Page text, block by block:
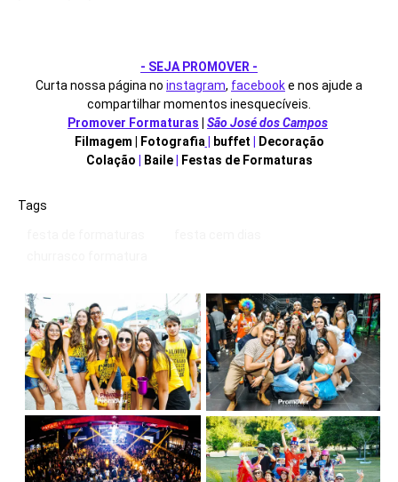
- SEJA PROMOVER -
Curta nossa página no instagram, facebooke nos ajude a
compartilhar momentos inesquecíveis.
Promover Formaturas
São José dos Campos
Filmagem | Fotografia
buffet
Decoração
Colação
Baile Festas de Formaturas
Tags